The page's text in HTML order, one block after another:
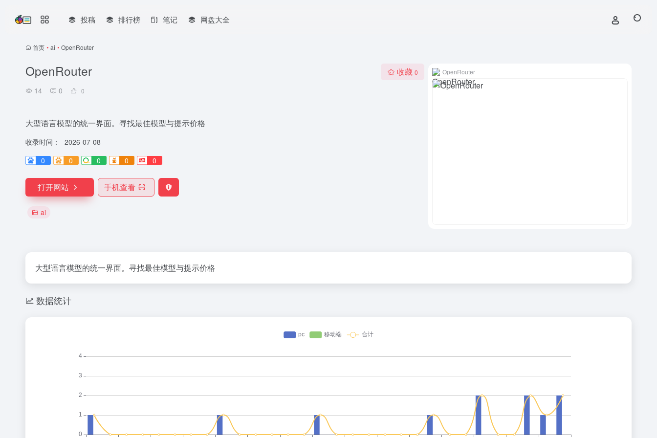
投稿 排行榜 笔记 网盘大全
首页 • ai • OpenRouter
OpenRouter
14 0 0
收藏 0
大型语言模型的统一界面。寻找最佳模型与提示价格
收录时间：
2026-07-08
0
0 0 0 0
打开网站 手机查看
ai
OpenRouter
大型语言模型的统一界面。寻找最佳模型与提示价格
数据统计